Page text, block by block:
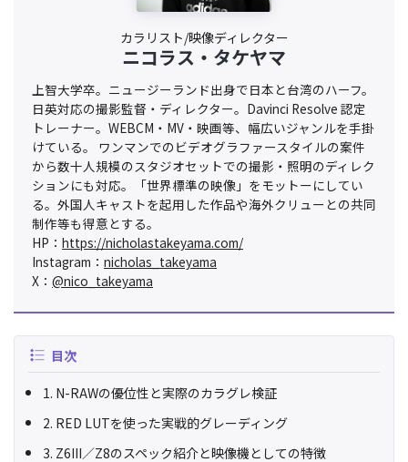
カラリスト/映像ディレクター
ニコラス・タケヤマ
上智大学卒。ニュージーランド出身で日本と台湾のハーフ。
日英対応の撮影監督・ディレクター。Davinci Resolve 認定
トレーナー。WEBCM・MV・映画等、幅広いジャンルを手掛
けている。 ワンマンでのビデオグラファースタイルの案件
から数十人規模のスタジオセットでの撮影・照明のディレク
ションにも対応。「世界標準の映像」をモットーにしてい
る。外国人キャストを起用した作品や海外クリューとの共同
制作等も得意とする。
HP： https://nicholastakeyama.com/
Instagram： nicholas_takeyama
X： @nico_takeyama
目次
1. N-RAWの優位性と実際のカラグレ検証
2. RED LUTを使った実戦的グレーディング
3. Z6III／Z8のスペック紹介と映像機としての特徴